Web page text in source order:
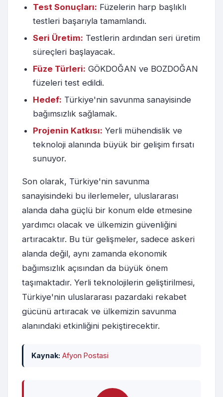
Test Sonuçları: Füzelerin harp başlıklı
testleri başarıyla tamamlandı.
Seri Üretim: Testlerin ardından seri üretim
süreçleri başlayacak.
Füze Türleri: GÖKDOĞAN ve BOZDOĞAN
füzeleri test edildi.
Hedef: Türkiye'nin savunma sanayisinde
bağımsızlık sağlamak.
Projenin Katkısı: Yerli mühendislik ve
teknoloji alanında büyük bir gelişim fırsatı
sunuyor.
Son olarak, Türkiye'nin savunma
sanayisindeki bu ilerlemeler, uluslararası
alanda daha güçlü bir konum elde etmesine
yardımcı olacak ve ülkemizin güvenliğini
artıracaktır. Bu tür gelişmeler, sadece askeri
alanda değil, aynı zamanda ekonomik
bağımsızlık açısından da büyük önem
taşımaktadır. Yerli teknolojilerin geliştirilmesi,
Türkiye'nin uluslararası pazardaki rekabet
gücünü artıracak ve ülkemizin savunma
alanındaki etkinliğini pekiştirecektir.
Kaynak: Afyon Postasi